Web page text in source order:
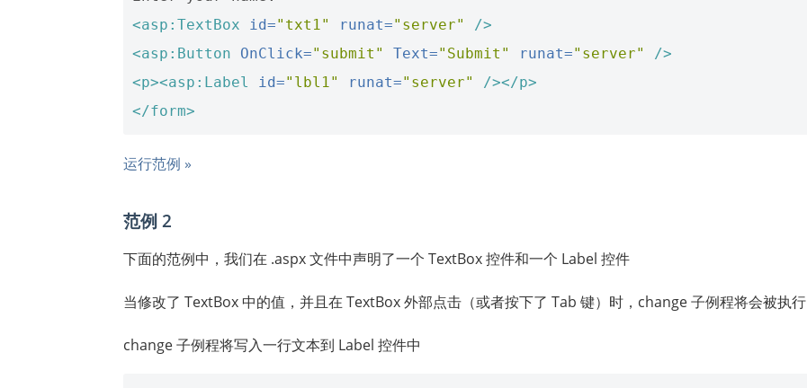
<asp:TextBox
id="txt1" runat="server"
/>
<asp:Button
OnClick="submit" Text="Submit" runat="server"
/>
<p><asp:Label
id="lbl1" runat="server"
/></p>
</form>
运行范例 »
范例 2
下面的范例中，我们在 .aspx 文件中声明了一个 TextBox 控件和一个 Label 控件
当修改了 TextBox 中的值，并且在 TextBox 外部点击（或者按下了 Tab 键）时，change 子例程将会被执行
change 子例程将写入一行文本到 Label 控件中